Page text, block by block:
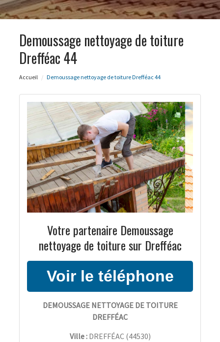
Demoussage nettoyage de toiture
Drefféac 44
Accueil Demoussage nettoyage de toiture Drefféac 44
Votre partenaire Demoussage
nettoyage de toiture sur Drefféac
DEMOUSSAGE NETTOYAGE DE TOITURE
DREFFÉAC
Ville : DREFFÉAC(44530)